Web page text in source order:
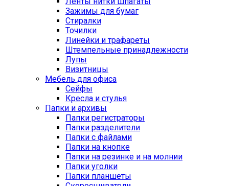
Зажимы для бумаг
Стиралки
Точилки
Линейки и трафареты
Штемпельные принадлежности
Лупы
Визитницы
Мебель для офиса
Сейфы
Кресла и стулья
Папки и архивы
Папки регистраторы
Папки разделители
Папки с файлами
Папки на кнопке
Папки на резинке и на молнии
Папки уголки
Папки планшеты